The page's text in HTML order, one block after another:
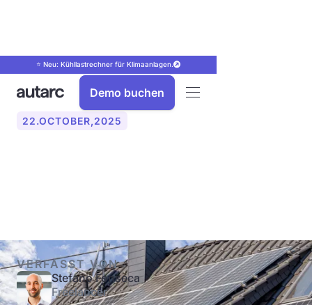
⭐ Neu: Kühllastrechner für Klimaanlagen.
Demo buchen
22.OCTOBER,2025
VERFASST VON
Stefano Fonseca
Freelancer